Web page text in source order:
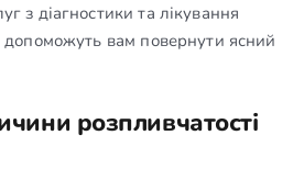
з діагностики та лікування
допоможуть вам повернути ясний
розпливчатості